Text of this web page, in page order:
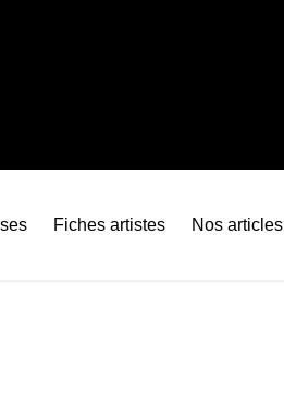
Fiches artistes Nos articles